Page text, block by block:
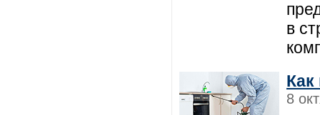
в
Как
8